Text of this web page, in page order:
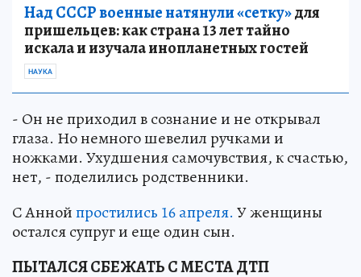
Над СССР военные натянули «сетку»для
пришельцев: как страна 13 лет тайно
искала и изучала инопланетных гостей
НАУКА
- Он не приходил в сознание и не открывал
глаза. Но немного шевелил ручками и
ножками. Ухудшения самочувствия, к счастью,
нет, - поделились родственники.
С Аннойпростились 16 апреля. У женщины
остался супруг и еще один сын.
ПЫТАЛСЯ СБЕЖАТЬ С МЕСТА ДТП